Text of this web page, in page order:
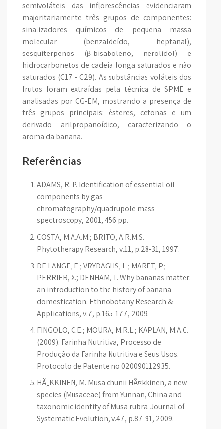
semivoláteis das inflorescências evidenciaram
majoritariamente três grupos de componentes:
sinalizadores químicos de pequena massa
molecular (benzaldeído, heptanal),
sesquiterpenos (β-bisaboleno, nerolidol) e
hidrocarbonetos de cadeia longa saturados e não
saturados (C17 - C29). As substâncias voláteis dos
frutos foram extraídas pela técnica de SPME e
analisadas por CG-EM, mostrando a presença de
três grupos principais: ésteres, cetonas e um
derivado arilpropanoídico, caracterizando o
aroma da banana.
Referências
ADAMS, R. P. Identification of essential oil
components by gas
chromatography/quadrupole mass
spectroscopy, 2001, 456 pp.
COSTA, M.A.A.M.; BRITO, A.R.M.S.
Phytotherapy Research, v.11, p.28-31, 1997.
DE LANGE, E.; VRYDAGHS, L.; MARET, P.;
PERRIER, X.; DENHAM, T. Why bananas matter:
an introduction to the history of banana
domestication. Ethnobotany Research &
Applications, v.7, p.165-177, 2009.
FINGOLO, C.E.; MOURA, M.R.L.; KAPLAN, M.A.C.
(2009). Farinha Nutritiva, Processo de
Produção da Farinha Nutritiva e Seus Usos.
Protocolo de Patente no 020090112935.
HÃ„KKINEN, M. Musa chunii HÃ¤kkinen, a new
species (Musaceae) from Yunnan, China and
taxonomic identity of Musa rubra. Journal of
Systematic Evolution, v.47, p.87-91, 2009.